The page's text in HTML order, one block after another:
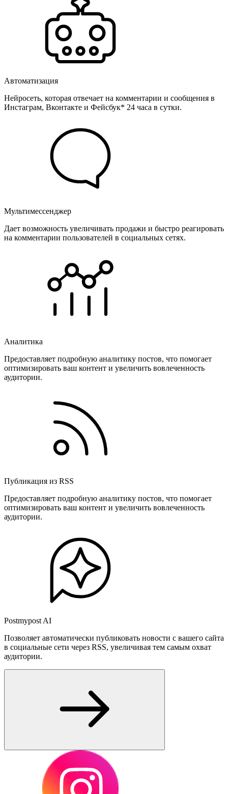
Автоматизация
Нейросеть, которая отвечает на комментарии и сообщения в
Инстаграм, Вконтакте и Фейсбук* 24 часа в сутки.
Мультимессенджер
Дает возможность увеличивать продажи и быстро реагировать
на комментарии пользователей в социальных сетях.
Аналитика
Предоставляет подробную аналитику постов, что помогает
оптимизировать ваш контент и увеличить вовлеченность
аудитории.
Публикация из RSS
Предоставляет подробную аналитику постов, что помогает
оптимизировать ваш контент и увеличить вовлеченность
аудитории.
Postmypost AI
Позволяет автоматически публиковать новости с вашего сайта
в социальные сети через RSS, увеличивая тем самым охват
аудитории.